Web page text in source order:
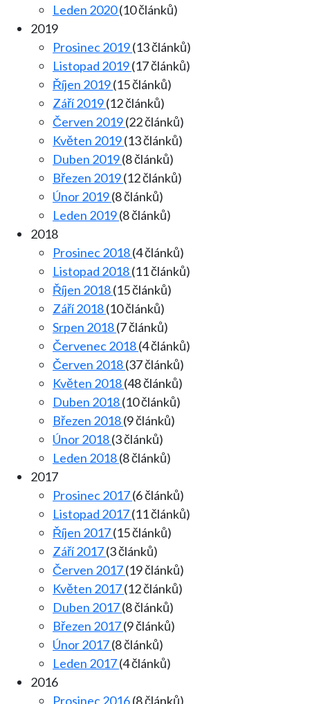
Leden 2020(10 článků)
2019
Prosinec 2019(13 článků)
Listopad 2019(17 článků)
Říjen 2019(15 článků)
Září 2019(12 článků)
Červen 2019(22 článků)
Květen 2019(13 článků)
Duben 2019(8 článků)
Březen 2019(12 článků)
Únor 2019(8 článků)
Leden 2019(8 článků)
2018
Prosinec 2018(4 článků)
Listopad 2018(11 článků)
Říjen 2018(15 článků)
Září 2018(10 článků)
Srpen 2018(7 článků)
Červenec 2018(4 článků)
Červen 2018(37 článků)
Květen 2018(48 článků)
Duben 2018(10 článků)
Březen 2018(9 článků)
Únor 2018(3 článků)
Leden 2018(8 článků)
2017
Prosinec 2017(6 článků)
Listopad 2017(11 článků)
Říjen 2017(15 článků)
Září 2017(3 článků)
Červen 2017(19 článků)
Květen 2017(12 článků)
Duben 2017(8 článků)
Březen 2017(9 článků)
Únor 2017(8 článků)
Leden 2017(4 článků)
2016
Prosinec 2016(8 článků)